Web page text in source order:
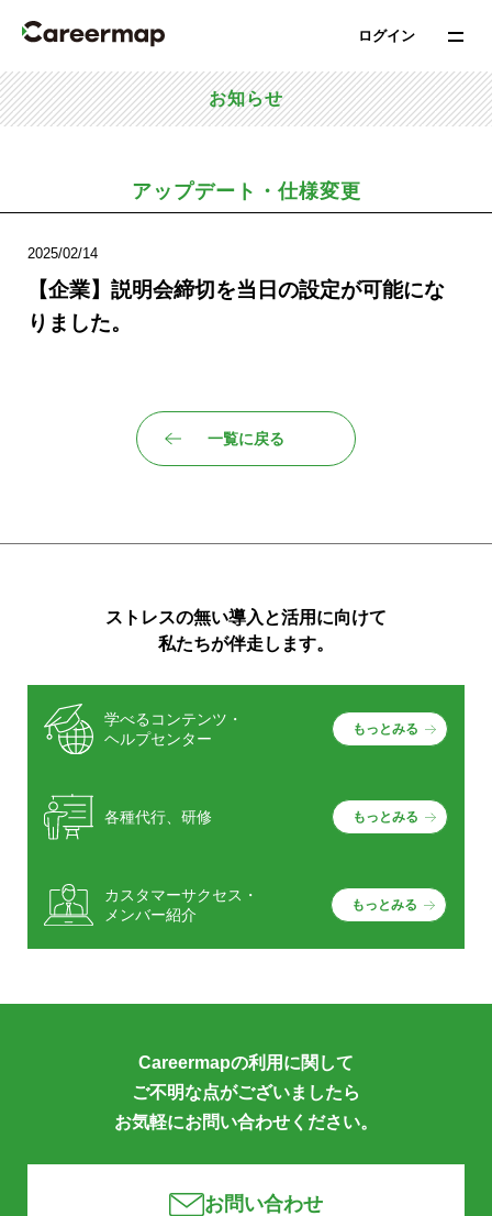
ログイン
お知らせ
アップデート・仕様変更
2025/02/14
【企業】説明会締切を当日の設定が可能にな
りました。
一覧に戻る
ストレスの無い導入と活用に向けて
私たちが伴走します。
学べるコンテンツ・
ヘルプセンター
もっとみる
各種代行、研修 もっとみる
カスタマーサクセス・
メンバー紹介
もっとみる
Careermapの利用に関して
ご不明な点がございましたら
お気軽にお問い合わせください。
お問い合わせ